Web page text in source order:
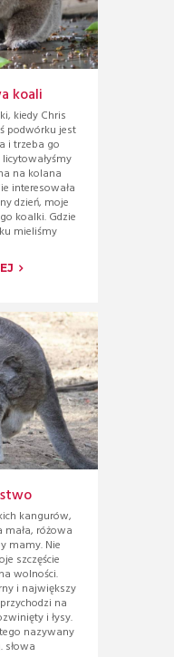
koali
kiedy Chris
podwórku jest
i trzeba go
na kolana
interesowała
dzień, moje
koalki. Gdzie
mieliśmy
kangurów,
mała, różowa
mamy. Nie
szczęście
wolności.
i największy
na
i łysy.
nazywany
słowa